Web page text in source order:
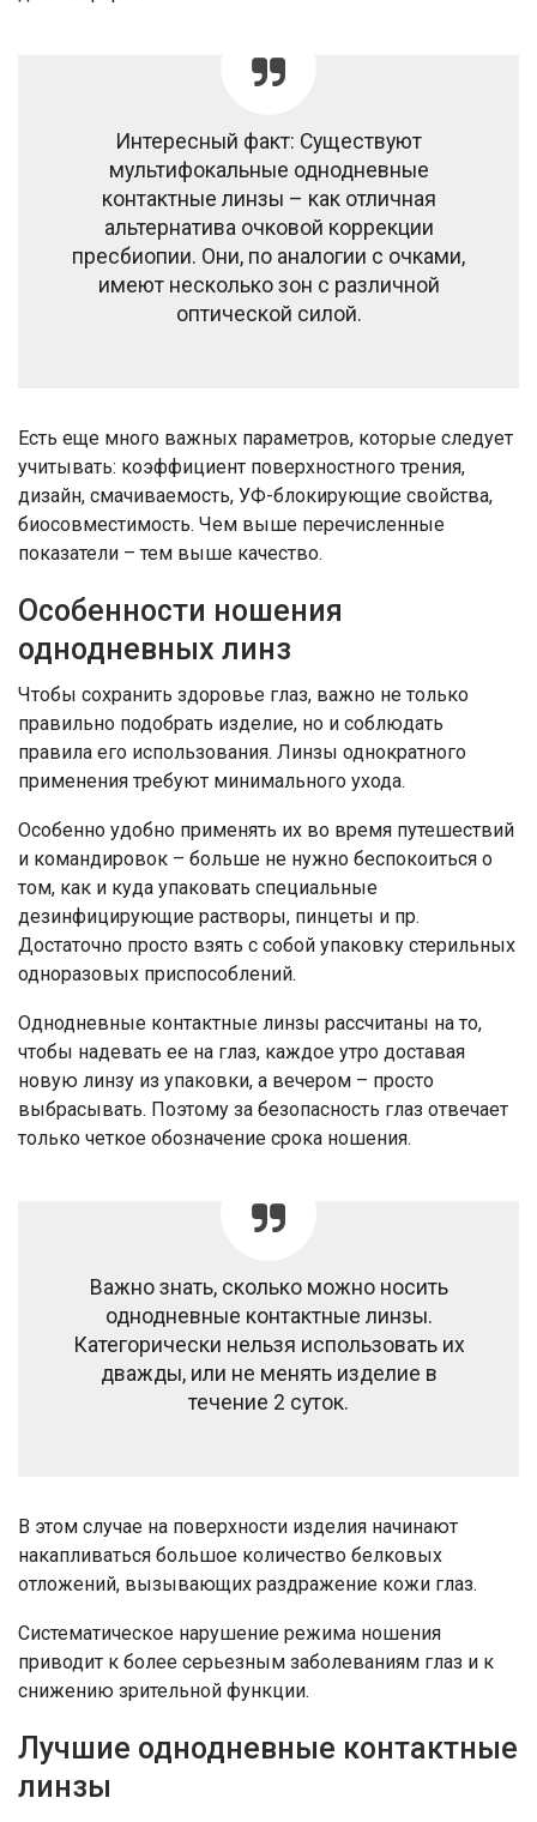
Интересный факт: Существуют
мультифокальные однодневные
контактные линзы – как отличная
альтернатива очковой коррекции
пресбиопии. Они, по аналогии с очками,
имеют несколько зон с различной
оптической силой.
Есть еще много важных параметров, которые следует
учитывать: коэффициент поверхностного трения,
дизайн, смачиваемость, УФ-блокирующие свойства,
биосовместимость. Чем выше перечисленные
показатели – тем выше качество.
Особенности ношения
однодневных линз
Чтобы сохранить здоровье глаз, важно не только
правильно подобрать изделие, но и соблюдать
правила его использования. Линзы однократного
применения требуют минимального ухода.
Особенно удобно применять их во время путешествий
и командировок – больше не нужно беспокоиться о
том, как и куда упаковать специальные
дезинфицирующие растворы, пинцеты и пр.
Достаточно просто взять с собой упаковку стерильных
одноразовых приспособлений.
Однодневные контактные линзы рассчитаны на то,
чтобы надевать ее на глаз, каждое утро доставая
новую линзу из упаковки, а вечером – просто
выбрасывать. Поэтому за безопасность глаз отвечает
только четкое обозначение срока ношения.
Важно знать, сколько можно носить
однодневные контактные линзы.
Категорически нельзя использовать их
дважды, или не менять изделие в
течение 2 суток.
В этом случае на поверхности изделия начинают
накапливаться большое количество белковых
отложений, вызывающих раздражение кожи глаз.
Систематическое нарушение режима ношения
приводит к более серьезным заболеваниям глаз и к
снижению зрительной функции.
Лучшие однодневные контактные
линзы